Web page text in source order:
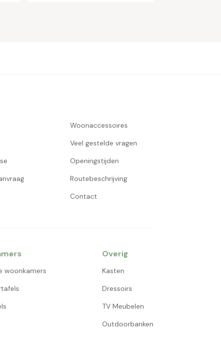
Woonaccessoires
Veel gestelde vragen
Openingstijden
Routebeschrijving
Contact
woonkamers
Overig
Kasten
Dressoirs
TV Meubelen
Outdoorbanken